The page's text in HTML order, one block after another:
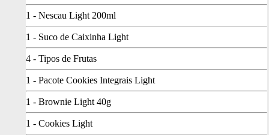
1 - Nescau Light 200ml
1 - Suco de Caixinha Light
4 - Tipos de Frutas
1 - Pacote Cookies Integrais Light
1 - Brownie Light 40g
1 - Cookies Light